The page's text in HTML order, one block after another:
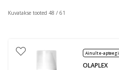
Kuvatakse tooted 48 / 61
Ainult e-
OLAPLEX